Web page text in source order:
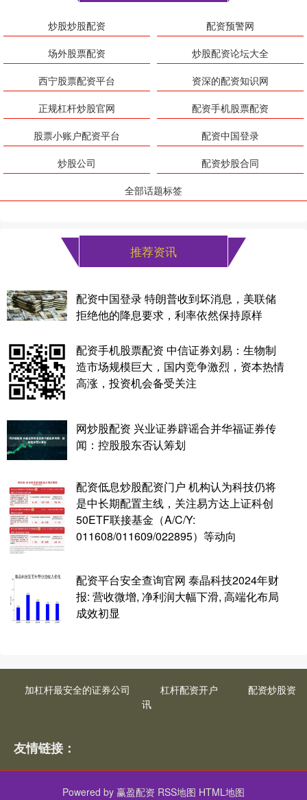
炒股炒股配资
配资预警网
场外股票配资
炒股配资论坛大全
西宁股票配资平台
资深的配资知识网
正规杠杆炒股官网
配资手机股票配资
股票小账户配资平台
配资中国登录
炒股公司
配资炒股合同
全部话题标签
推荐资讯
配资中国登录 特朗普收到坏消息，美联储
拒绝他的降息要求，利率依然保持原样
配资手机股票配资 中信证券刘易：生物制
造市场规模巨大，国内竞争激烈，资本热情
高涨，投资机会备受关注
网炒股配资 兴业证券辟谣合并华福证券传
闻：控股股东否认筹划
配资低息炒股配资门户 机构认为科技仍将
是中长期配置主线，关注易方达上证科创
50ETF联接基金（A/C/Y:
011608/011609/022895）等动向
配资平台安全查询官网 泰晶科技2024年财
报: 营收微增, 净利润大幅下滑, 高端化布局
成效初显
加杠杆最安全的证券公司 杠杆配资开户
配资炒股资
讯
友情链接：
Powered by 赢盈配资 RSS地图 HTML地图